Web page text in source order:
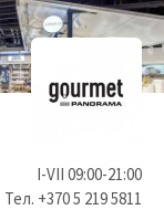
I-VII 09:00-21:00
Тел. +370 5 219 5811